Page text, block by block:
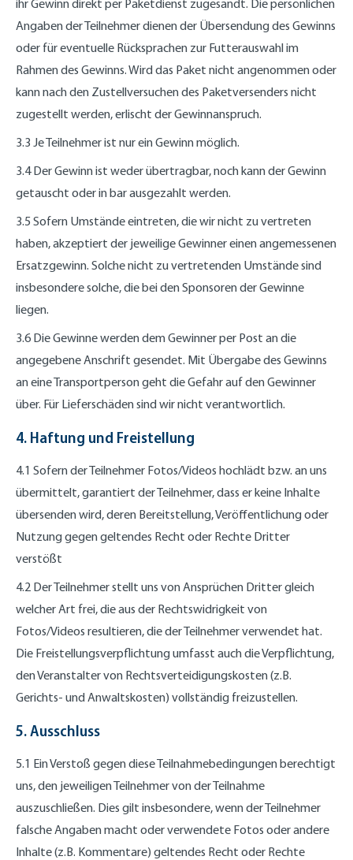
ihr Gewinn direkt per Paketdienst zugesandt. Die persönlichen
Angaben der Teilnehmer dienen der Übersendung des Gewinns
oder für eventuelle Rücksprachen zur Futterauswahl im
Rahmen des Gewinns. Wird das Paket nicht angenommen oder
kann nach den Zustellversuchen des Paketversenders nicht
zugestellt werden, erlischt der Gewinnanspruch.
3.3 Je Teilnehmer ist nur ein Gewinn möglich.
3.4 Der Gewinn ist weder übertragbar, noch kann der Gewinn
getauscht oder in bar ausgezahlt werden.
3.5 Sofern Umstände eintreten, die wir nicht zu vertreten
haben, akzeptiert der jeweilige Gewinner einen angemessenen
Ersatzgewinn. Solche nicht zu vertretenden Umstände sind
insbesondere solche, die bei den Sponsoren der Gewinne
liegen.
3.6 Die Gewinne werden dem Gewinner per Post an die
angegebene Anschrift gesendet. Mit Übergabe des Gewinns
an eine Transportperson geht die Gefahr auf den Gewinner
über. Für Lieferschäden sind wir nicht verantwortlich.
4. Haftung und Freistellung
4.1 Sofern der Teilnehmer Fotos/Videos hochlädt bzw. an uns
übermittelt, garantiert der Teilnehmer, dass er keine Inhalte
übersenden wird, deren Bereitstellung, Veröffentlichung oder
Nutzung gegen geltendes Recht oder Rechte Dritter
verstößt
4.2 Der Teilnehmer stellt uns von Ansprüchen Dritter gleich
welcher Art frei, die aus der Rechtswidrigkeit von
Fotos/Videos resultieren, die der Teilnehmer verwendet hat.
Die Freistellungsverpflichtung umfasst auch die Verpflichtung,
den Veranstalter von Rechtsverteidigungskosten (z.B.
Gerichts- und Anwaltskosten) vollständig freizustellen.
5. Ausschluss
5.1 Ein Verstoß gegen diese Teilnahmebedingungen berechtigt
uns, den jeweiligen Teilnehmer von der Teilnahme
auszuschließen. Dies gilt insbesondere, wenn der Teilnehmer
falsche Angaben macht oder verwendete Fotos oder andere
Inhalte (z.B. Kommentare) geltendes Recht oder Rechte